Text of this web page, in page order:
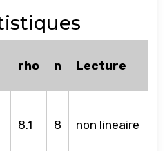
rho n Lecture
8.1 8 non lineaire